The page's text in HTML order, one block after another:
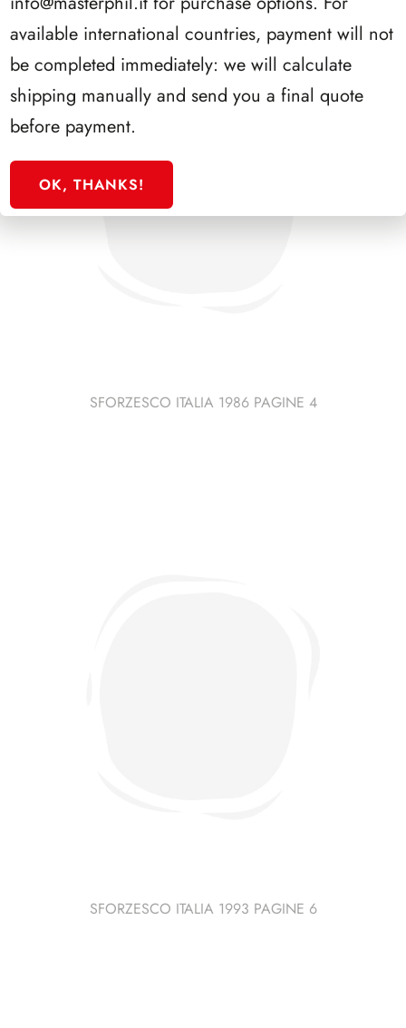
SFORZESCO ITALIA 1986 PAGINE 4
SFORZESCO ITALIA 1993 PAGINE 6
available international countries, payment will not
be completed immediately: we will calculate
shipping manually and send you a final quote
before payment.
OK, THANKS!